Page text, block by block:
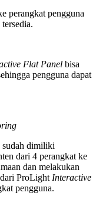
perangkat pengguna
Flat Panel bisa
pengguna dapat
sudah dimiliki
dari 4 perangkat ke
dan melakukan
ProLight Interactive
pengguna.